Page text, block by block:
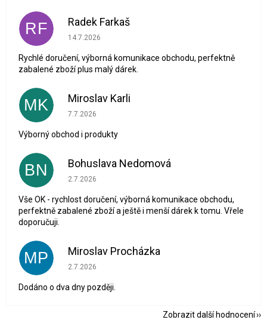
RF Radek Farkaš
Hodnocení obchodu je 5 z 5 hvězdiček.
14.7.2026
Rychlé doručení, výborná komunikace obchodu, perfektně
zabalené zboží plus malý dárek.
MK Miroslav Karli
Hodnocení obchodu je 5 z 5 hvězdiček.
7.7.2026
Výborný obchod i produkty
BN Bohuslava Nedomová
Hodnocení obchodu je 5 z 5 hvězdiček.
2.7.2026
Vše OK - rychlost doručení, výborná komunikace obchodu,
perfektně zabalené zboží a ještě i menší dárek k tomu. Vřele
doporučuji.
MP Miroslav Procházka
Hodnocení obchodu je 1 z 5 hvězdiček.
2.7.2026
Dodáno o dva dny později.
Zobrazit další hodnocení